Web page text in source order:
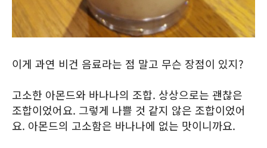
이게 과연 비건 음료라는 점 말고 무슨 장점이 있지?
고소한 아몬드와 바나나의 조합. 상상으로는 괜찮은
조합이었어요. 그렇게 나쁠 것 같지 않은 조합이었어
요. 아몬드의 고소함은 바나나에 없는 맛이니까요.